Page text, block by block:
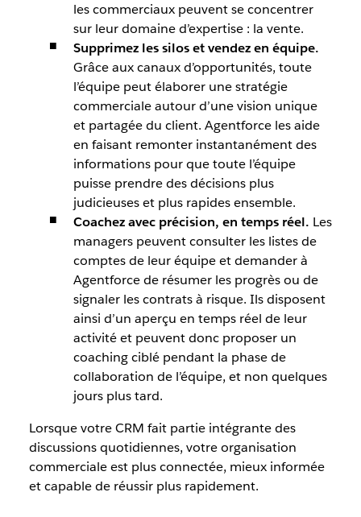
les commerciaux peuvent se concentrer
sur leur domaine d’expertise : la vente.
Supprimez les silos et vendez en équipe.
Grâce aux canaux d’opportunités, toute
l’équipe peut élaborer une stratégie
commerciale autour d’une vision unique
et partagée du client. Agentforce les aide
en faisant remonter instantanément des
informations pour que toute l’équipe
puisse prendre des décisions plus
judicieuses et plus rapides ensemble.
Coachez avec précision, en temps réel. Les
managers peuvent consulter les listes de
comptes de leur équipe et demander à
Agentforce de résumer les progrès ou de
signaler les contrats à risque. Ils disposent
ainsi d’un aperçu en temps réel de leur
activité et peuvent donc proposer un
coaching ciblé pendant la phase de
collaboration de l’équipe, et non quelques
jours plus tard.
Lorsque votre CRM fait partie intégrante des
discussions quotidiennes, votre organisation
commerciale est plus connectée, mieux informée
et capable de réussir plus rapidement.